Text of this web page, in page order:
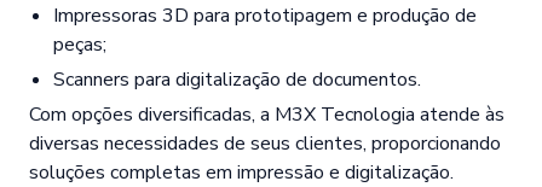
Impressoras 3D para prototipagem e produção de
peças;
Scanners para digitalização de documentos.
Com opções diversificadas, a M3X Tecnologia atende às
diversas necessidades de seus clientes, proporcionando
soluções completas em impressão e digitalização.